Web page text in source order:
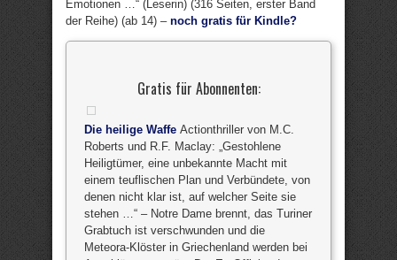
Emotionen …“ (Leserin) (316 Seiten, erster Band
der Reihe) (ab 14) – noch gratis für Kindle?
Gratis für Abonnenten:
Die heilige Waffe Actionthriller von M.C.
Roberts und R.F. Maclay: „Gestohlene
Heiligtümer, eine unbekannte Macht mit
einem teuflischen Plan und Verbündete, von
denen nicht klar ist, auf welcher Seite sie
stehen …“ – Notre Dame brennt, das Turiner
Grabtuch ist verschwunden und die
Meteora-Klöster in Griechenland werden bei